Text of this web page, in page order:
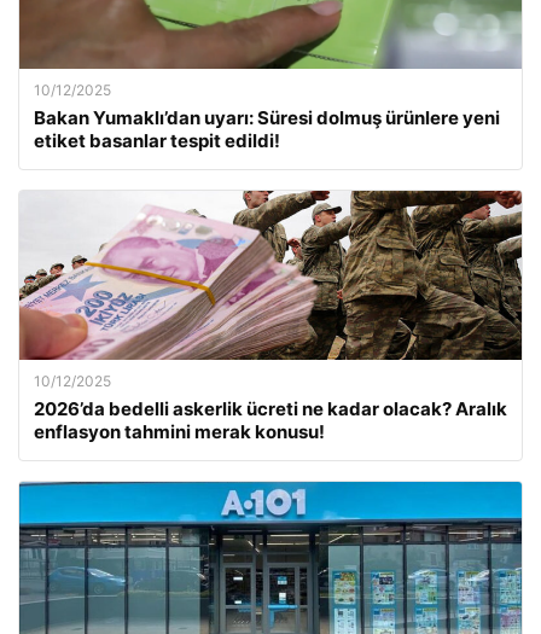
10/12/2025
Bakan Yumaklı’dan uyarı: Süresi dolmuş ürünlere yeni
etiket basanlar tespit edildi!
10/12/2025
2026’da bedelli askerlik ücreti ne kadar olacak? Aralık
enflasyon tahmini merak konusu!